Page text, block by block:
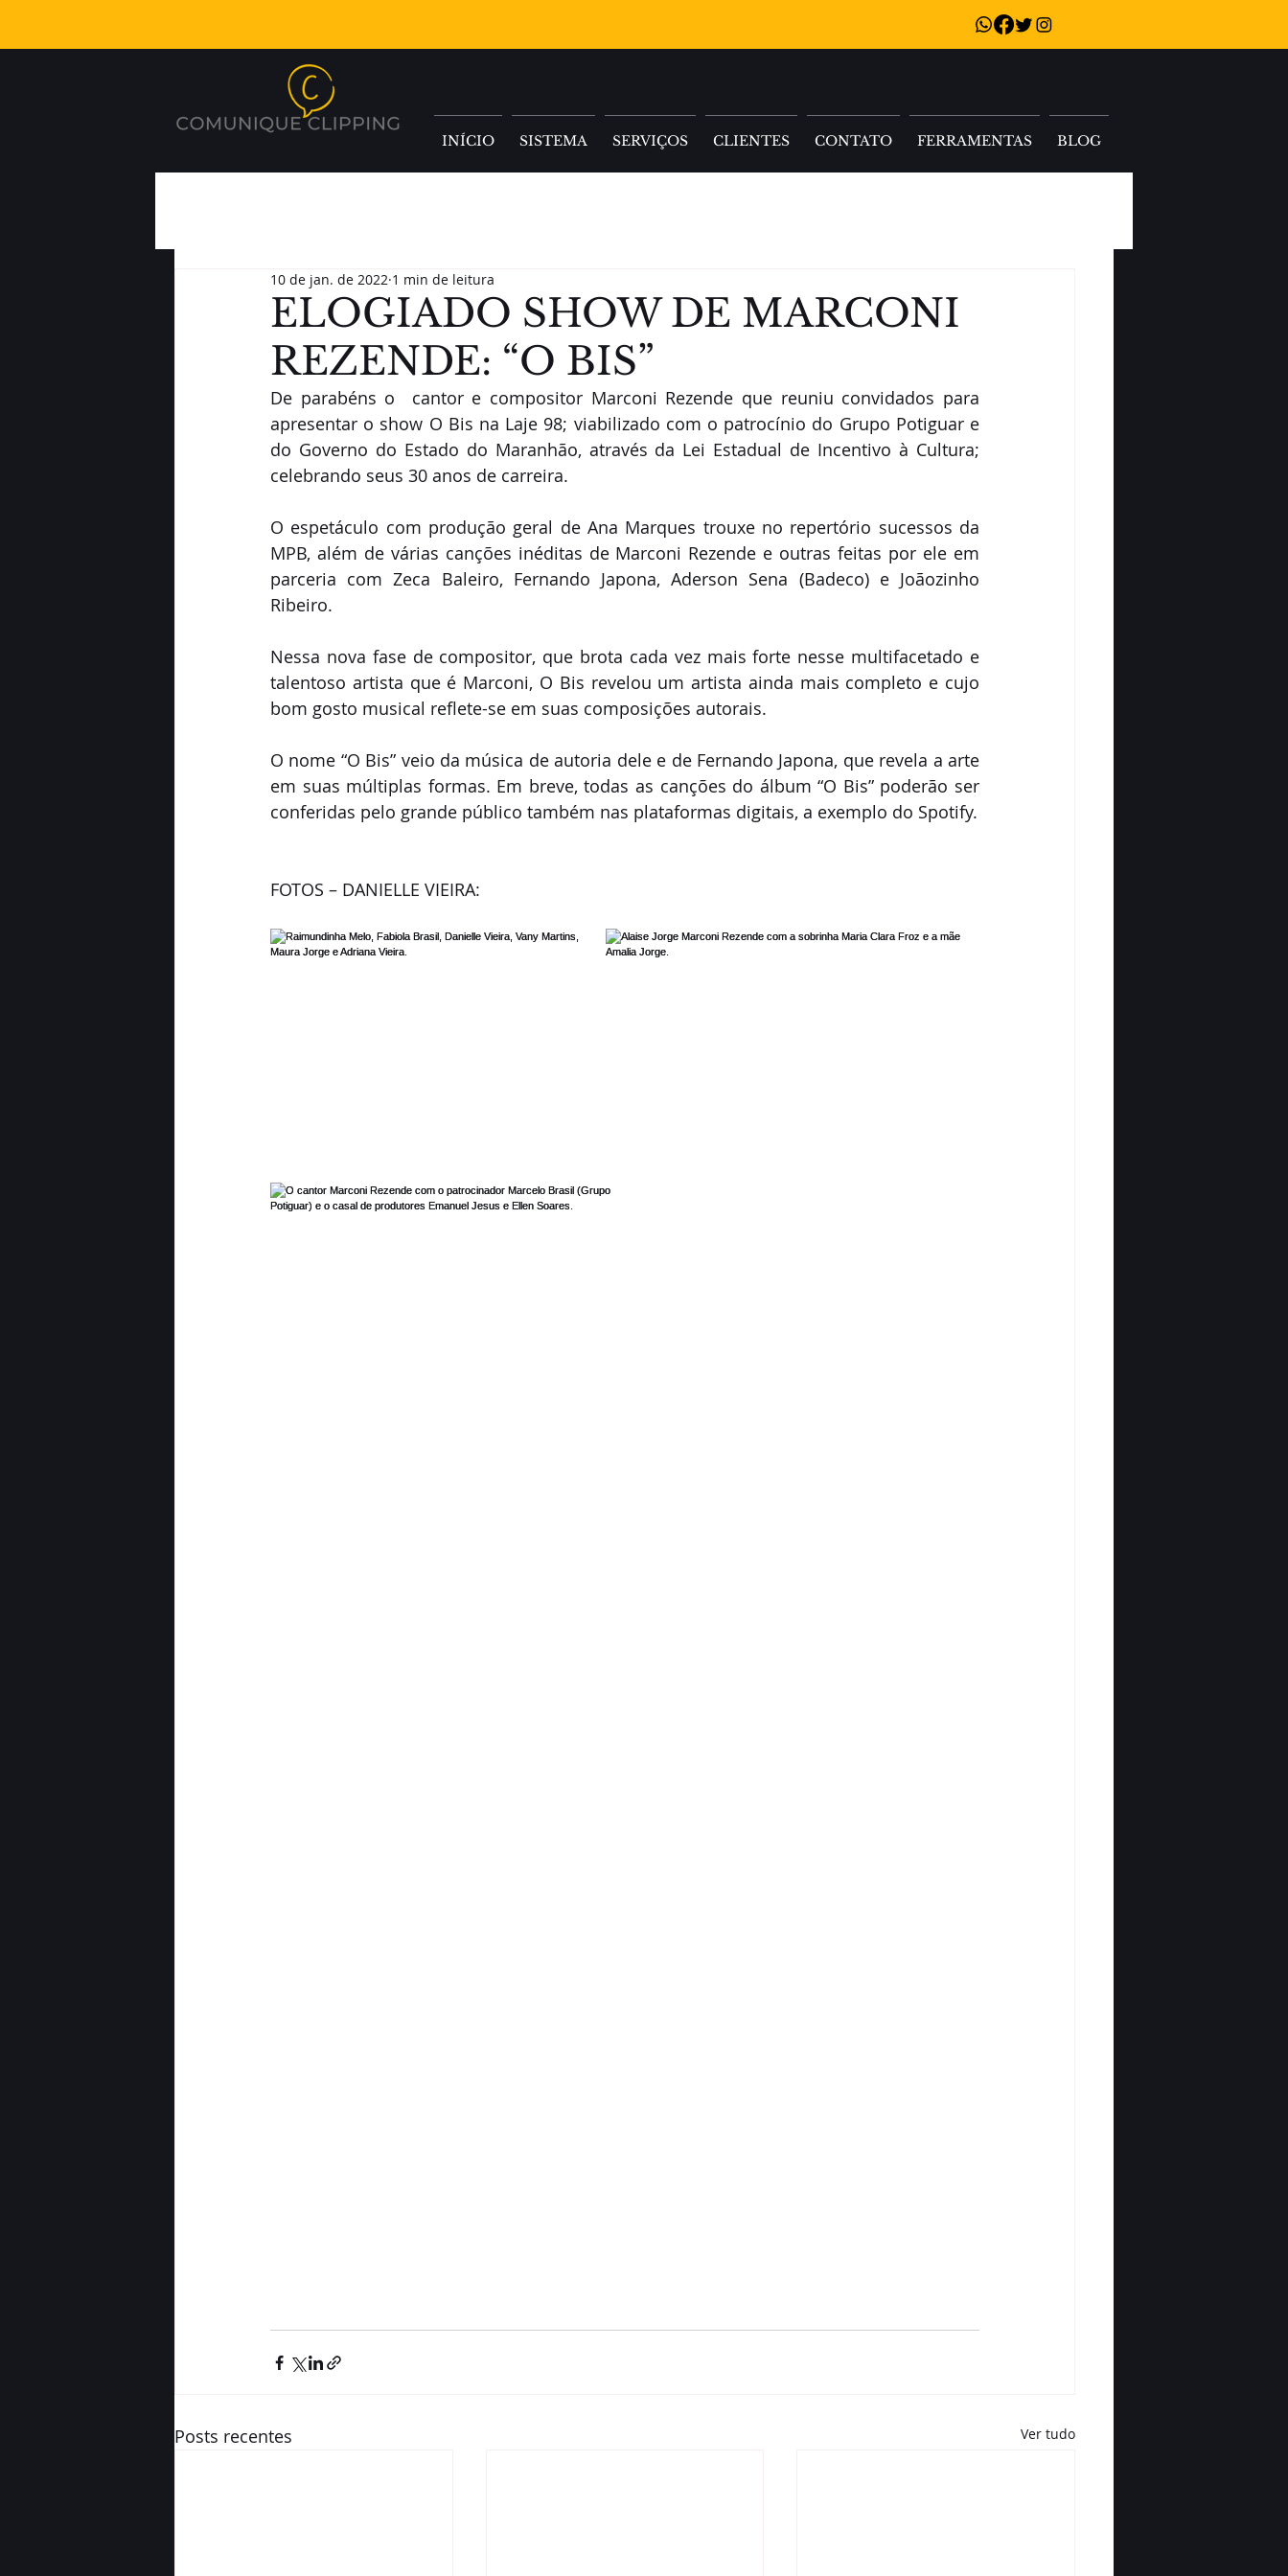
INÍCIO SISTEMA SERVIÇOS CLIENTES CONTATO FERRAMENTAS BLOG
ELOGIADO SHOW DE MARCONI
REZENDE: “O BIS”
10 de jan. de 2022 1 min de leitura
De parabéns o  cantor e compositor Marconi Rezende que reuniu convidados para
apresentar o show O Bis na Laje 98; viabilizado com o patrocínio do Grupo Potiguar e
do Governo do Estado do Maranhão, através da Lei Estadual de Incentivo à Cultura;
celebrando seus 30 anos de carreira.
O espetáculo com produção geral de Ana Marques trouxe no repertório sucessos da
MPB, além de várias canções inéditas de Marconi Rezende e outras feitas por ele em
parceria com Zeca Baleiro, Fernando Japona, Aderson Sena (Badeco) e Joãozinho
Ribeiro.
Nessa nova fase de compositor, que brota cada vez mais forte nesse multifacetado e
talentoso artista que é Marconi, O Bis revelou um artista ainda mais completo e cujo
bom gosto musical reflete-se em suas composições autorais.
O nome “O Bis” veio da música de autoria dele e de Fernando Japona, que revela a arte
em suas múltiplas formas. Em breve, todas as canções do álbum “O Bis” poderão ser
conferidas pelo grande público também nas plataformas digitais, a exemplo do Spotify.
FOTOS – DANIELLE VIEIRA:
Posts recentes Ver tudo